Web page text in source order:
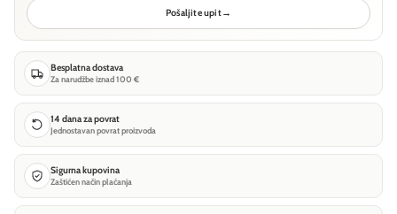
Pošaljite upit→
Besplatna dostava
Za narudžbe iznad 100 €
14 dana za povrat
Jednostavan povrat proizvoda
Sigurna kupovina
Zaštićen način plaćanja